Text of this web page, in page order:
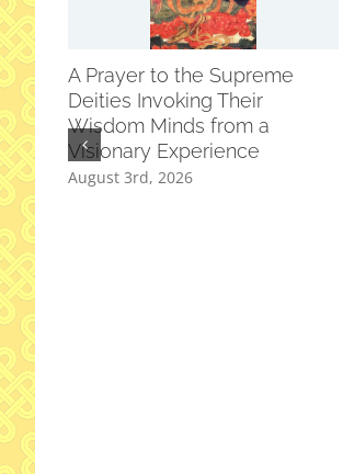
A Prayer to the Supreme
Deities Invoking Their
Wisdom Minds from a
Visionary Experience
August 3rd, 2026